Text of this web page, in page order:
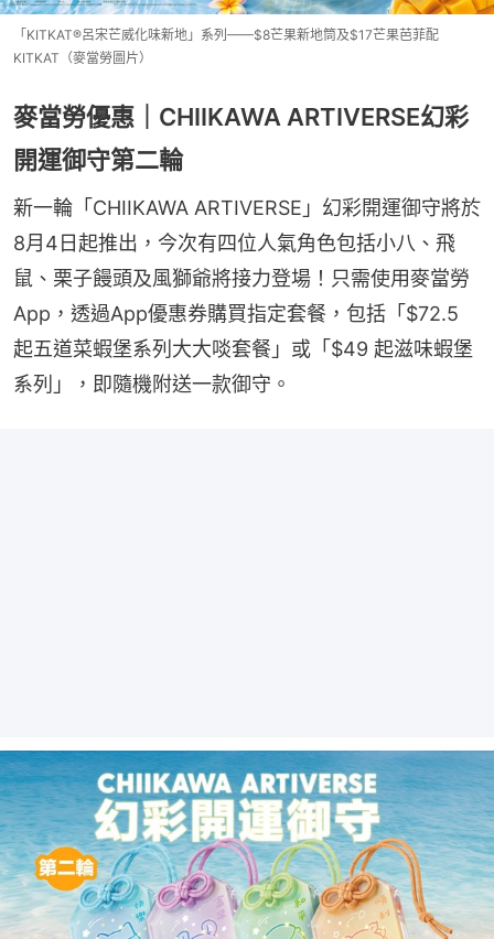
「KITKAT®呂宋芒威化味新地​」系列——$8芒果新地筒及$17芒果芭菲配
KITKAT（麥當勞圖片）
麥當勞優惠｜CHIIKAWA ARTIVERSE幻彩
開運御守第二輪
新一輪「CHIIKAWA ARTIVERSE」幻彩開運御守將於
8月4日起推出，今次有四位人氣角色包括小八、飛
鼠、栗子饅頭及風獅爺將接力登場！只需使用麥當勞
App，透過App優惠券購買指定套餐，包括「$72.5
起五道菜蝦堡系列大大啖套餐」或「$49 起滋味蝦堡
系列」，即隨機附送一款御守。